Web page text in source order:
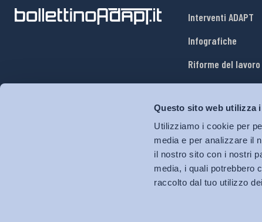
Questo sito web utilizza
Utilizziamo i cookie per
media e per analizzare il
il nostro sito con i nostri
media, i quali potrebbero
raccolto dal tuo utilizzo
Interventi ADAPT
Infografiche
Riforme del lavoro
Mercato del lavoro
Relazioni
Salute e sicurezza
Welfare